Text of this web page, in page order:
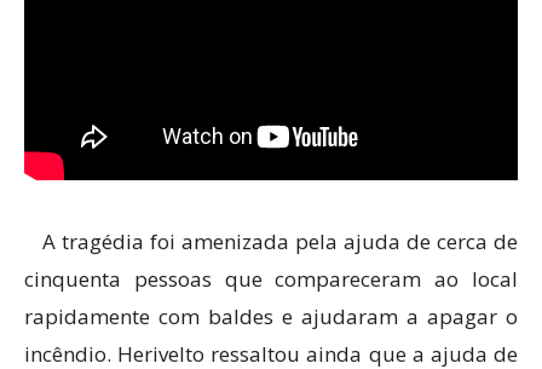
A tragédia foi amenizada pela ajuda de cerca de
cinquenta pessoas que compareceram ao local
rapidamente com baldes e ajudaram a apagar o
incêndio. Herivelto ressaltou ainda que a ajuda de